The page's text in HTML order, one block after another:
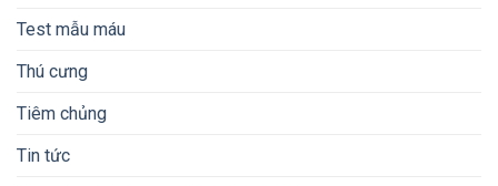
Test mẫu máu
Thú cưng
Tiêm chủng
Tin tức